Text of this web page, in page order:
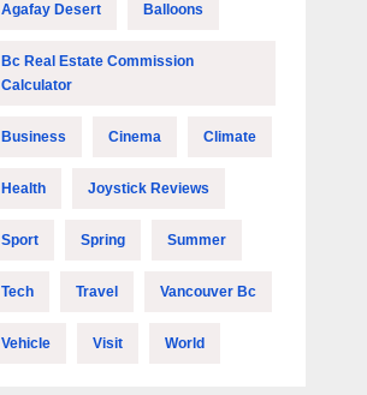
Agafay Desert Balloons
Bc Real Estate Commission
Calculator
Business Cinema Climate
Health Joystick Reviews
Sport Spring Summer
Tech Travel Vancouver Bc
Vehicle Visit World